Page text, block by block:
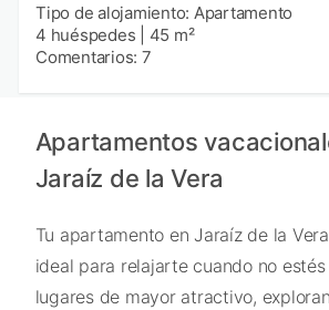
Tipo de alojamiento: Apartamento
4 huéspedes
45 m²
Comentarios: 7
Apartamentos
Jaraíz de la Vera
Tu apartamento en Jaraíz de la
ideal para relajarte cuando no
lugares de mayor atractivo,